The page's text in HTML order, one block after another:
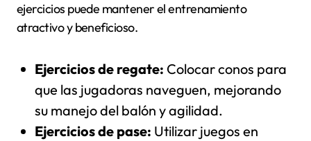
ejercicios puede mantener el entrenamiento
atractivo y beneficioso.
Ejercicios de regate: Colocar conos para
que las jugadoras naveguen, mejorando
su manejo del balón y agilidad.
Ejercicios de pase: Utilizar juegos en